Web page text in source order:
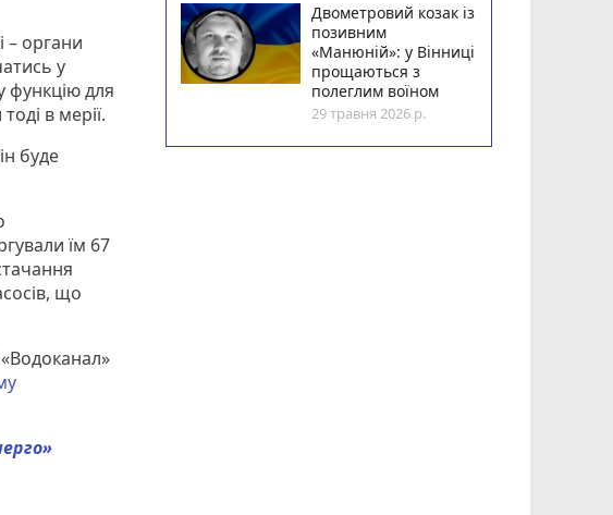
– органи
у
функцію для
в мерії.
буде
їм 67
що
Двометровий козак із
позивним
«Манюній»: у Вінниці
прощаються з
полеглим воїном
29 травня 2026 р.